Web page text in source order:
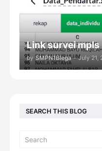
Link survei mpls
by SMPN1Blega - July 21,
SEARCH THIS BLOG